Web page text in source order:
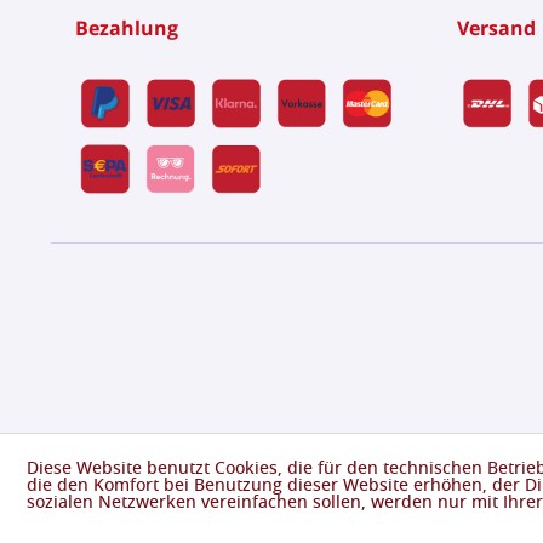
Bezahlung Versand
Diese Website benutzt Cookies, die für den technischen
die den Komfort bei Benutzung dieser Website erhöhen, der
sozialen Netzwerken vereinfachen sollen, werden nur mit